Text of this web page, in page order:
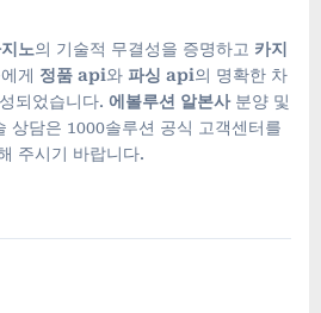
노의 기술적 무결성을 증명하고 카지
게 정품 api와 파싱 api의 명확한 차
되었습니다. 에볼루션 알본사분양 및
상담은 1000솔루션 공식 고객센터를
주시기 바랍니다.